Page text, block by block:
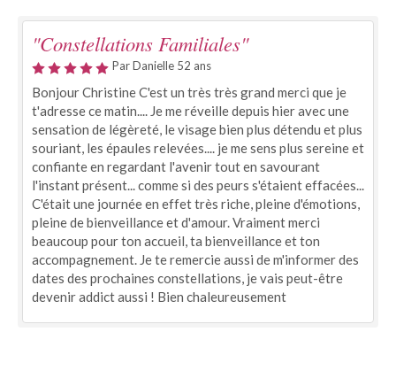
"Constellations Familiales"
Par Danielle 52 ans
Bonjour Christine C'est un très très grand merci que je
t'adresse ce matin.... Je me réveille depuis hier avec une
sensation de légèreté, le visage bien plus détendu et plus
souriant, les épaules relevées.... je me sens plus sereine et
confiante en regardant l'avenir tout en savourant
l'instant présent... comme si des peurs s'étaient effacées...
C'était une journée en effet très riche, pleine d'émotions,
pleine de bienveillance et d'amour. Vraiment merci
beaucoup pour ton accueil, ta bienveillance et ton
accompagnement. Je te remercie aussi de m'informer des
dates des prochaines constellations, je vais peut-être
devenir addict aussi ! Bien chaleureusement